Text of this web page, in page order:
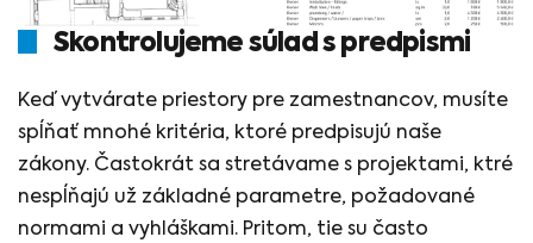
Skontrolujeme súlad s predpismi
Keď vytvárate priestory pre zamestnancov, musíte
spĺňať mnohé kritéria, ktoré predpisujú naše
zákony. Častokrát sa stretávame s projektami, ktré
nespĺňajú už základné parametre, požadované
normami a vyhláškami. Pritom, tie su často